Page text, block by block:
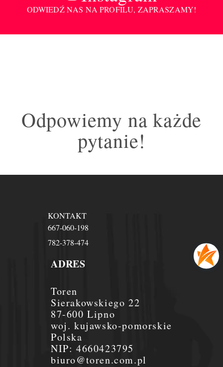
ODWIEDŹ NAS NA PROFILU, ZAPRASZAMY!
Odpowiemy na każde
pytanie!
ADRES
Toren
Sierakowskiego 22
87-600 Lipno
woj. kujawsko-pomorskie
Polska
NIP:4660423795
biuro@toren.com.pl
KONTAKT
667-060-198
782-378-474